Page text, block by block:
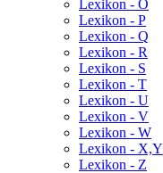
Lexikon - O
Lexikon - P
Lexikon - Q
Lexikon - R
Lexikon - S
Lexikon - T
Lexikon - U
Lexikon - V
Lexikon - W
Lexikon - X,Y
Lexikon - Z